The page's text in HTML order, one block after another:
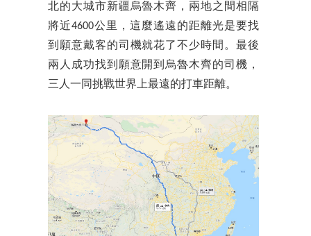
北的大城市新疆烏魯木齊，兩地之間相隔
將近4600公里，這麼遙遠的距離光是要找
到願意戴客的司機就花了不少時間。最後
兩人成功找到願意開到烏魯木齊的司機，
三人一同挑戰世界上最遠的打車距離。